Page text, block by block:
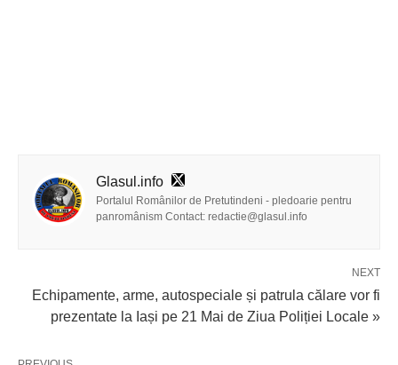
Glasul.info
Portalul Românilor de Pretutindeni - pledoarie pentru
panromânism Contact: redactie@glasul.info
NEXT
Echipamente, arme, autospeciale și patrula călare vor fi
prezentate la Iași pe 21 Mai de Ziua Poliției Locale »